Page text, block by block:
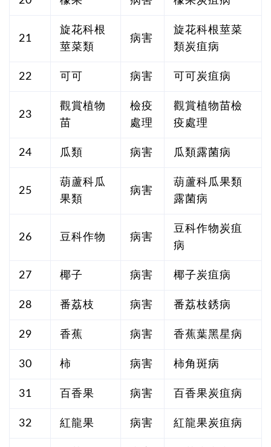
21
旋花科根
莖菜類
病害
旋花科根莖菜
類炭疽病
22 可可 病害 可可炭疽病
23
觀賞植物
苗
檢疫
處理
觀賞植物苗檢
疫處理
24 瓜類 病害 瓜類露菌病
25
葫蘆科瓜
果類
病害
葫蘆科瓜果類
露菌病
26 豆科作物 病害
豆科作物炭疽
病
27 椰子 病害 椰子炭疽病
28 番荔枝 病害 番荔枝銹病
29 香蕉 病害 香蕉葉黑星病
30 柿 病害 柿角斑病
31 百香果 病害 百香果炭疽病
32 紅龍果 病害 紅龍果炭疽病